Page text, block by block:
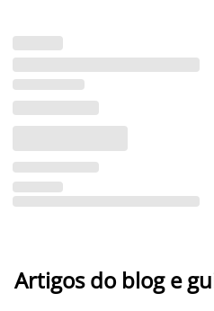
Artigos do blog e